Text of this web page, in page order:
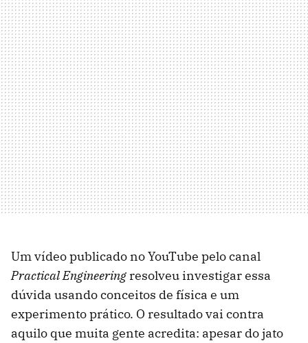
Um vídeo publicado no YouTube pelo canal
Practical Engineering resolveu investigar essa
dúvida usando conceitos de física e um
experimento prático. O resultado vai contra
aquilo que muita gente acredita: apesar do jato